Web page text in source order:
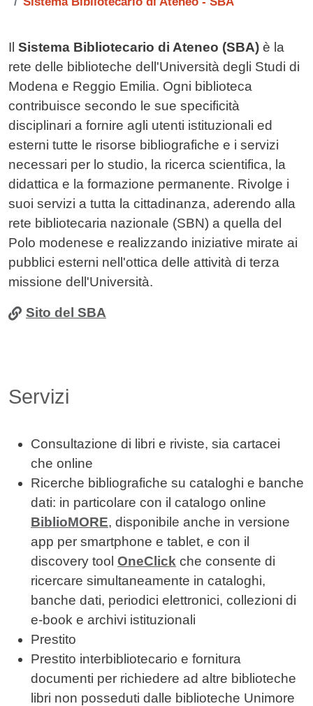
Contenuto
Il Sistema Bibliotecario di Ateneo (SBA) è la
rete delle biblioteche dell'Università degli Studi di
Modena e Reggio Emilia. Ogni biblioteca
contribuisce secondo le sue specificità
disciplinari a fornire agli utenti istituzionali ed
esterni tutte le risorse bibliografiche e i servizi
necessari per lo studio, la ricerca scientifica, la
didattica e la formazione permanente. Rivolge i
suoi servizi a tutta la cittadinanza, aderendo alla
rete bibliotecaria nazionale (SBN) a quella del
Polo modenese e realizzando iniziative mirate ai
pubblici esterni nell'ottica delle attività di terza
missione dell'Università.
Sito del SBA
Servizi
Consultazione di libri e riviste, sia cartacei
che online
Ricerche bibliografiche su cataloghi e banche
dati: in particolare con il catalogo online
BiblioMORE, disponibile anche in versione
app per smartphone e tablet, e con il
discovery tool OneClick che consente di
ricercare simultaneamente in cataloghi,
banche dati, periodici elettronici, collezioni di
e-book e archivi istituzionali
Prestito
Prestito interbibliotecario e fornitura
documenti per richiedere ad altre biblioteche
libri non posseduti dalle biblioteche Unimore